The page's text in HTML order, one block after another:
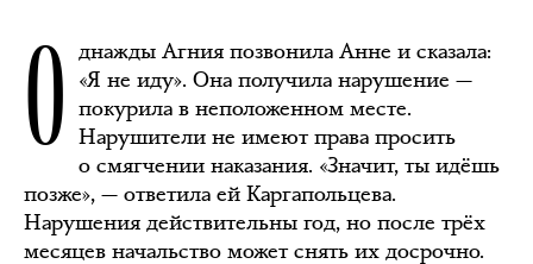
О днажды Агния позвонила Анне и сказала:
«Я не иду». Она получила нарушение —
покурила в неположенном месте.
Нарушители не имеют права просить
о смягчении наказания. «Значит, ты идёшь
позже», — ответила ей Каргапольцева.
Нарушения действительны год, но после трёх
месяцев начальство может снять их досрочно.